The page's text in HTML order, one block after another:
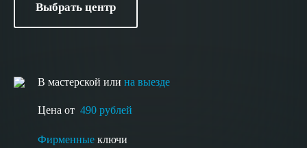
Выбрать центр
В мастерской или на выезде
Цена от 490 рублей
Фирменные ключи